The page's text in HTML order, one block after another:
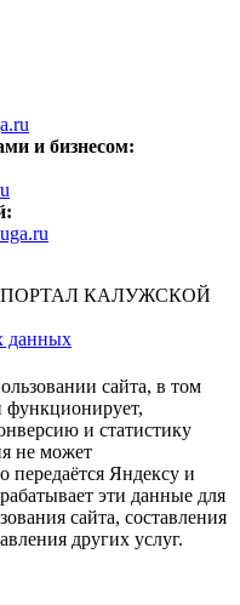
и бизнесом:
ПОРТАЛ КАЛУЖСКОЙ
данных
сайта, в том
функционирует,
и статистику
не может
передаётся Яндексу и
эти данные для
сайта, составления
других услуг.